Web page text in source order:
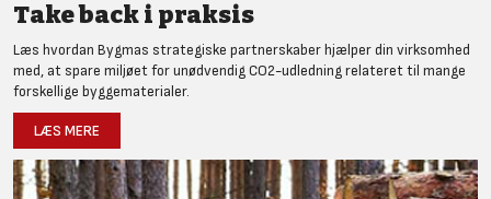
Take back i praksis
Læs hvordan Bygmas strategiske partnerskaber hjælper din virksomhed
med, at spare miljøet for unødvendig CO2-udledning relateret til mange
forskellige byggematerialer.
LÆS MERE